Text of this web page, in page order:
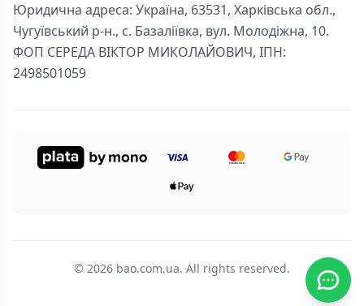
Юридична адреса: Україна, 63531, Харківська обл.,
Чугуївський р-н., с. Базаліївка, вул. Молодіжна, 10.
ФОП СЕРЕДА ВІКТОР МИКОЛАЙОВИЧ, ІПН:
2498501059
© 2026 bao.com.ua. All rights reserved.